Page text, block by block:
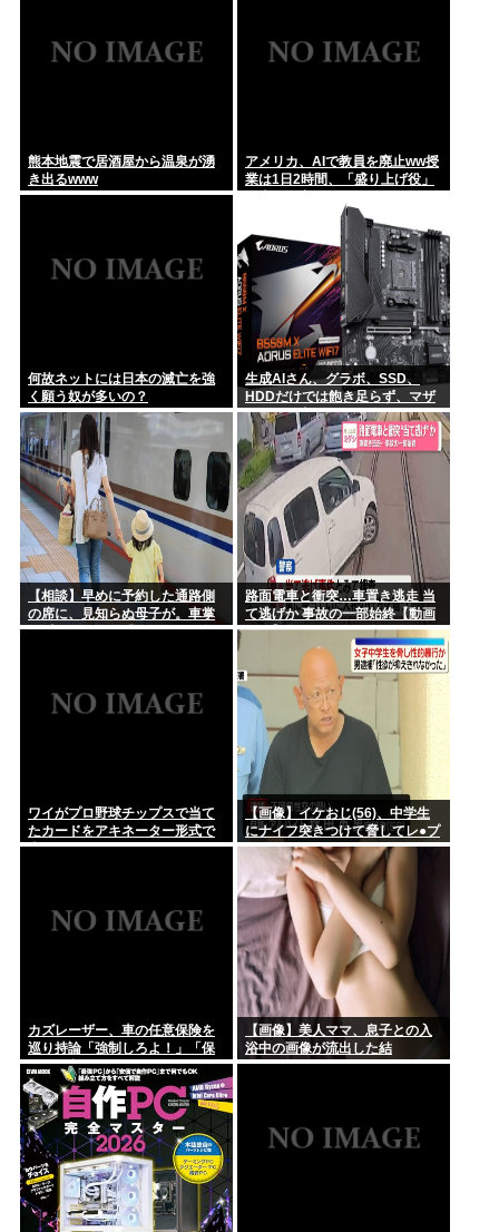
熊本地震で居酒屋から温泉が湧
き出るwww
アメリカ、AIで教員を廃止ww授
業は1日2時間、「盛り上げ役」
何故ネットには日本の滅亡を強
く願う奴が多いの？
生成AIさん、グラボ、SSD、
HDDだけでは飽き足らず、マザ
ボまで値上げさせる 自作PCガチ
終了 50%の大幅値上か
【相談】早めに予約した通路側
の席に、見知らぬ母子が。車掌
の呼びかけにも「目を閉じて無
ょうか？
路面電車と衝突…車置き逃走 当
て逃げか 事故の一部始終【動画
あり】
ワイがプロ野球チップスで当て
たカードをアキネーター形式で
当てるスレwww
【画像】イケおじ(56)、中学生
にナイフ突きつけて脅してレ●プ
www
カズレーザー、車の任意保険を
巡り持論「強制しろよ！」「保
険にも入れないヤツは運転すん
なよ」
【画像】美人ママ、息子との入
浴中の画像が流出した結
果・・・